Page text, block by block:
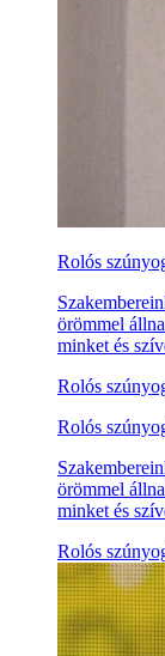
Rolós
örömmel
minket és
Rolós
Rolós
örömmel
minket és
Rolós